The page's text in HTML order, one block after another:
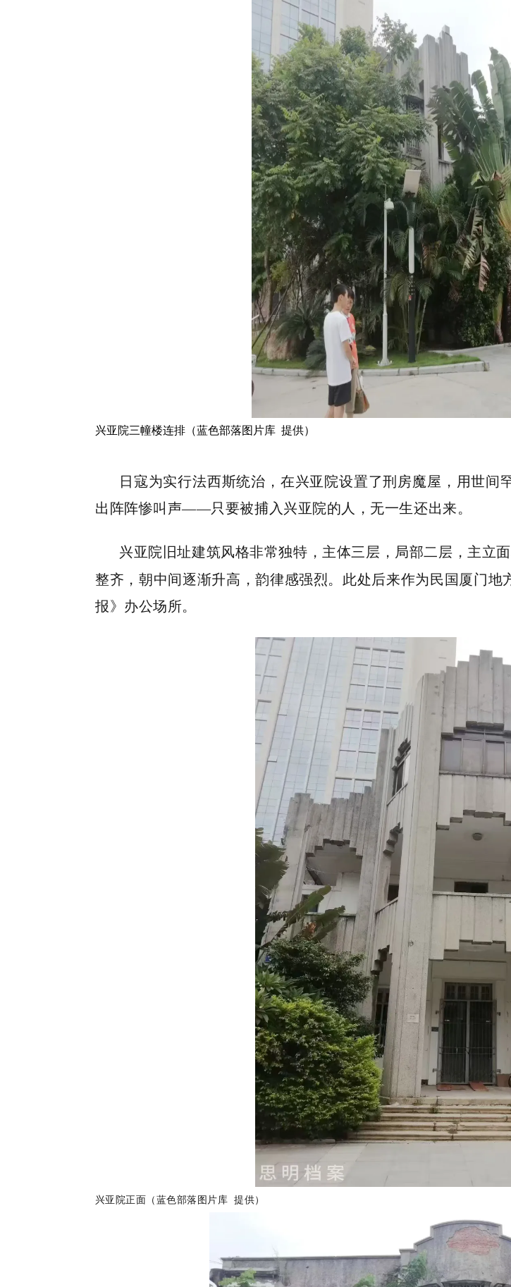
兴亚院三幢楼连排（蓝色部落图片库 提供）
日寇为实行法西斯统治，在兴亚院设置了刑房魔屋，用世
出阵阵惨叫声——只要被捕入兴亚院的人，无一生还出来。
兴亚院旧址建筑风格非常独特，主体三层，局部二层，主立
整齐，朝中间逐渐升高，韵律感强烈。此处后来作为民国厦门
报》办公场所。
兴亚院正面（蓝色部落图片库 提供）